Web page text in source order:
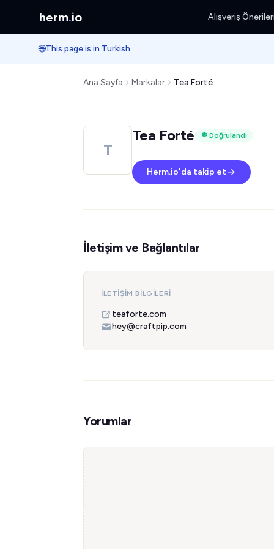
herm.io Alışveriş
🌐This page is in Turkish.
Ana Sayfa Markalar Tea Forté
T
Tea Forté Doğrulandı
Herm.io'da takip et
İletişim ve Bağlantılar
İLETIŞIM BILGILERI
teaforte.com
hey@craftpip.com
Yorumlar